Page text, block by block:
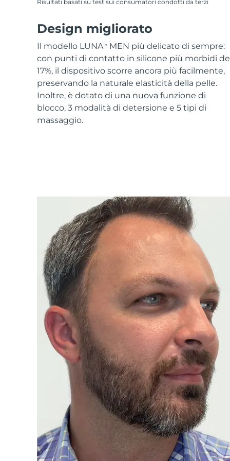
Risultati basati su test sui consumatori condotti da terzi
Design migliorato
Il modello LUNATM
MEN più delicato di sempre:
con punti di contatto in silicone più morbidi
17%, il dispositivo scorre ancora più facilmente,
preservando la naturale elasticità della pelle.
Inoltre, è dotato di una nuova funzione di
blocco, 3 modalità di detersione e 5 tipi di
massaggio.